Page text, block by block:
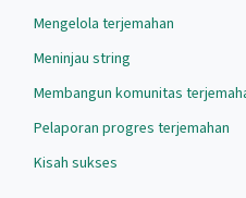
Mengelola terjemahan
Meninjau string
Membangun komunitas
Pelaporan progres terjemahan
Kisah sukses